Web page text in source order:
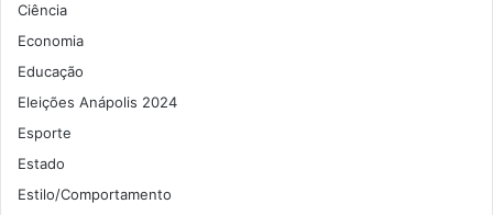
Ciência
Economia
Educação
Eleições Anápolis 2024
Esporte
Estado
Estilo/Comportamento